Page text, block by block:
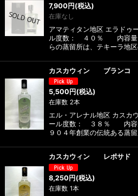
7,900円(税込)
在庫なし
アマティタン地区 エラドゥ
ル度数： ４０％ 内容量
らの蒸留所は、テキーラ地
カスカウィン ブランコ
5,500 円(税込)
在庫数 2本
エル・アレナル地区 カスカ
ール度数： ３８％ 内容
９０４年創業の伝統ある蒸
カスカウィン レポサド
8,250円(税込)
在庫数 1本